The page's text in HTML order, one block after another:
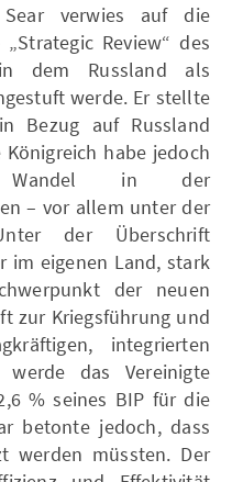
Sear verwies auf die
Review“ des
dem Russland als
werde. Er stellte
Bezug auf Russland
habe jedoch
Wandel in der
– vor allem unter der
der Überschrift
im eigenen Land, stark
der neuen
zur Kriegsführung und
integrierten
das Vereinigte
% seines BIP für die
betonte jedoch, dass
werden müssten. Der